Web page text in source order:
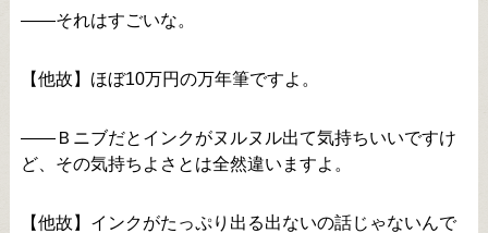
――それはすごいな。
【他故】ほぼ10万円の万年筆ですよ。
――Ｂニブだとインクがヌルヌル出て気持ちいいですけ
ど、その気持ちよさとは全然違いますよ。
【他故】インクがたっぷり出る出ないの話じゃないんで